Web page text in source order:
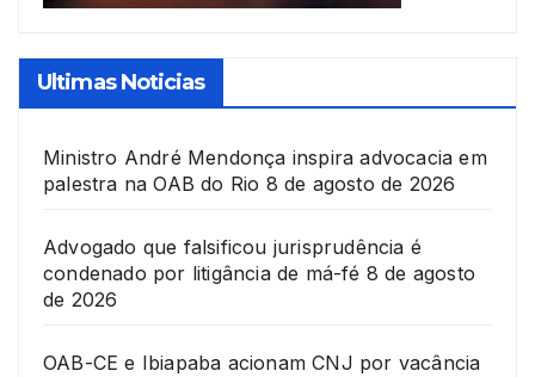
Ultimas Noticias
Ministro André Mendonça inspira advocacia em
palestra na OAB do Rio 8 de agosto de 2026
Advogado que falsificou jurisprudência é
condenado por litigância de má-fé 8 de agosto
de 2026
OAB-CE e Ibiapaba acionam CNJ por vacância